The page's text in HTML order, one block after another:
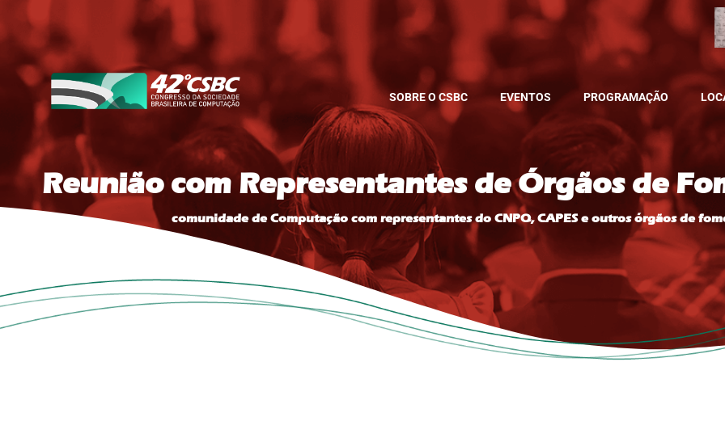
SOBRE O CSBC EVENTOS PROGRAMAÇÃO
Reunião com Representantes de Órgãos de
comunidade de Computação com representantes do CNPQ, CAPES e outros órgãos de